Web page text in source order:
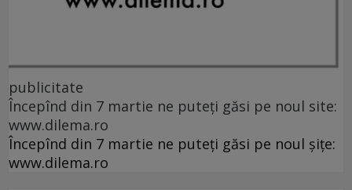
publicitate
Începînd din 7 martie ne puteți găsi pe noul site:
www.dilema.ro
Începînd din 7 martie ne puteți găsi pe noul șițe:
www.dilema.ro